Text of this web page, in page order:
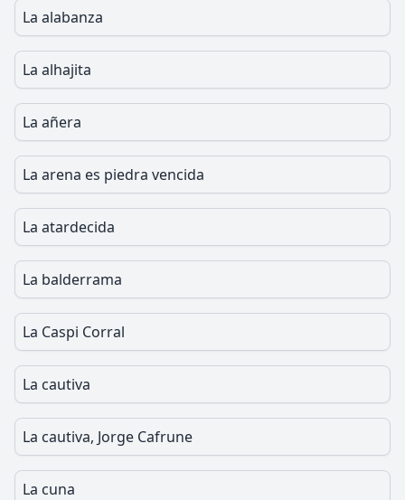
La alabanza
La alhajita
La añera
La arena es piedra vencida
La atardecida
La balderrama
La Caspi Corral
La cautiva
La cautiva, Jorge Cafrune
La cuna